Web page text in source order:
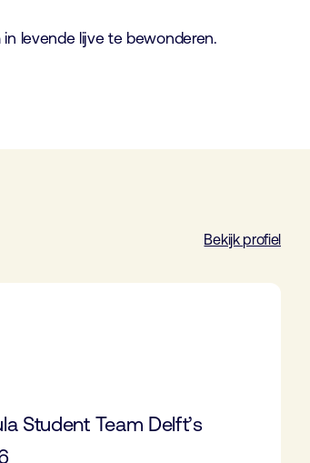
levende lijve te bewonderen.
Bekijk profiel
Student Team Delft’s